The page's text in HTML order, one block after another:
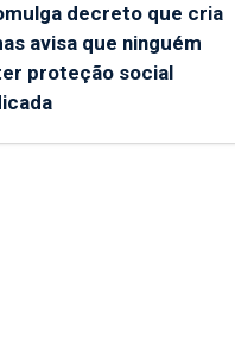
decreto que cria
avisa que ninguém
proteção social